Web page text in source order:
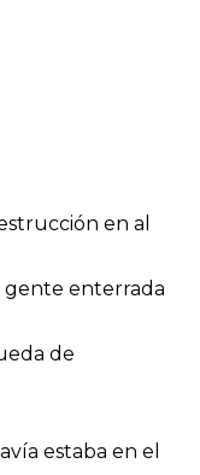
en al
gente enterrada
de
estaba en el